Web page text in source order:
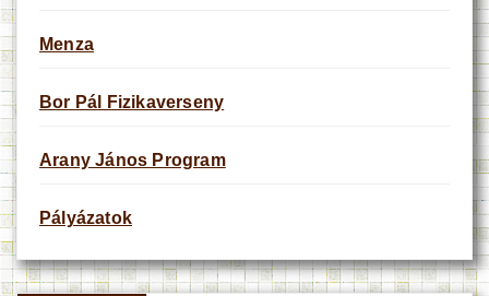
Menza
Bor Pál Fizikaverseny
Arany János Program
Pályázatok